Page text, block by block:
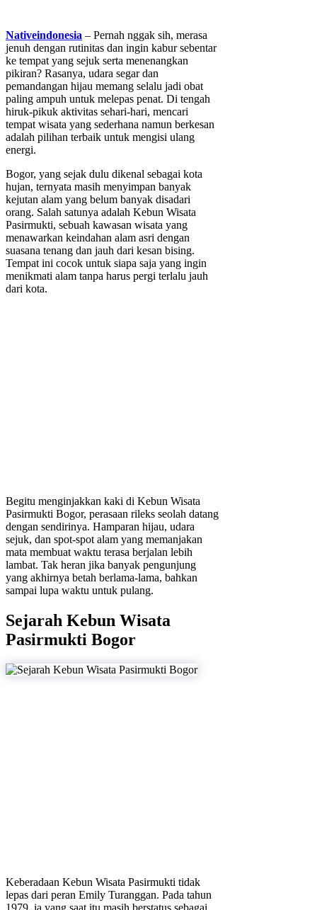
Nativeindonesia – Pernah nggak sih, merasa
jenuh dengan rutinitas dan ingin kabur sebentar
ke tempat yang sejuk serta menenangkan
pikiran? Rasanya, udara segar dan
pemandangan hijau memang selalu jadi obat
paling ampuh untuk melepas penat. Di tengah
hiruk-pikuk aktivitas sehari-hari, mencari
tempat wisata yang sederhana namun berkesan
adalah pilihan terbaik untuk mengisi ulang
energi.
Bogor, yang sejak dulu dikenal sebagai kota
hujan, ternyata masih menyimpan banyak
kejutan alam yang belum banyak disadari
orang. Salah satunya adalah Kebun Wisata
Pasirmukti, sebuah kawasan wisata yang
menawarkan keindahan alam asri dengan
suasana tenang dan jauh dari kesan bising.
Tempat ini cocok untuk siapa saja yang ingin
menikmati alam tanpa harus pergi terlalu jauh
dari kota.
Begitu menginjakkan kaki di Kebun Wisata
Pasirmukti Bogor, perasaan rileks seolah datang
dengan sendirinya. Hamparan hijau, udara
sejuk, dan spot-spot alam yang memanjakan
mata membuat waktu terasa berjalan lebih
lambat. Tak heran jika banyak pengunjung
yang akhirnya betah berlama-lama, bahkan
sampai lupa waktu untuk pulang.
Sejarah Kebun Wisata
Pasirmukti Bogor
Keberadaan Kebun Wisata Pasirmukti tidak
lepas dari peran Emily Turanggan. Pada tahun
1979, ia yang saat itu masih berstatus sebagai